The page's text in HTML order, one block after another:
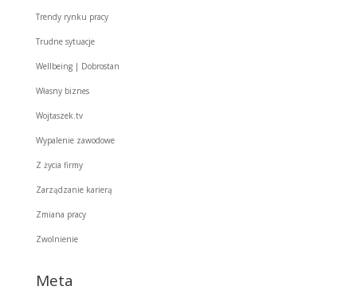
Trendy rynku pracy
Trudne sytuacje
Wellbeing | Dobrostan
Własny biznes
Wojtaszek.tv
Wypalenie zawodowe
Z życia firmy
Zarządzanie karierą
Zmiana pracy
Zwolnienie
Meta